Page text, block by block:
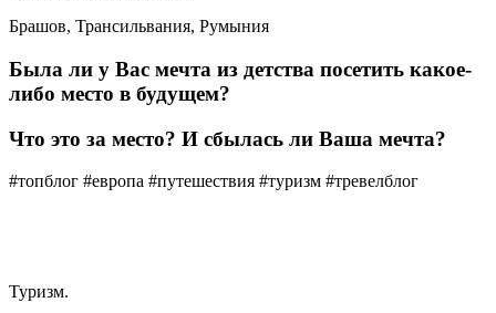
Брашов, Трансильвания, Румыния
Была ли у Вас мечта из детства посетить какое-
либо место в будущем?
Что это за место? И сбылась ли Ваша мечта?
#топблог #европа #путешествия #туризм #тревелблог
Туризм.